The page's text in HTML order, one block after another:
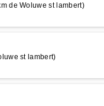
de Woluwe st lambert)
st lambert)